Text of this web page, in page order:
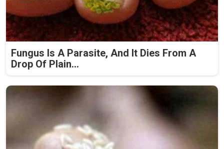
Fungus Is A Parasite, And It Dies From A
Drop Of Plain...